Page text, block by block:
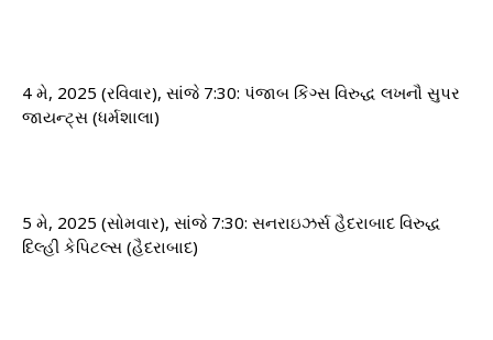
4 મે, 2025 (રવિવાર), સાંજે 7:30: પંજાબ કિંગ્સ વિરુદ્ધ લખનૌ સુપર
જાયન્ટ્સ (ધર્મશાલા)
5 મે, 2025 (સોમવાર), સાંજે 7:30: સનરાઇઝર્સ હૈદરાબાદ વિરુદ્ધ
દિલ્હી કેપિટલ્સ (હૈદરાબાદ)